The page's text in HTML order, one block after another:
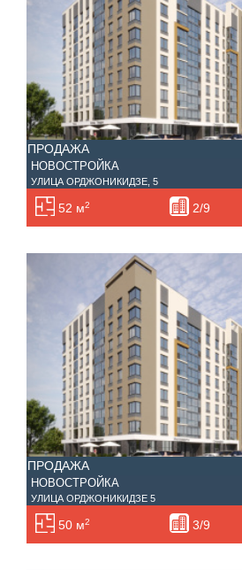
ПРОДАЖА
НОВОСТРОЙКА
УЛИЦА ОРДЖОНИКИДЗЕ, 5
52 м2 2/9
ПРОДАЖА
НОВОСТРОЙКА
УЛИЦА ОРДЖОНИКИДЗЕ 5
50 м2 3/9